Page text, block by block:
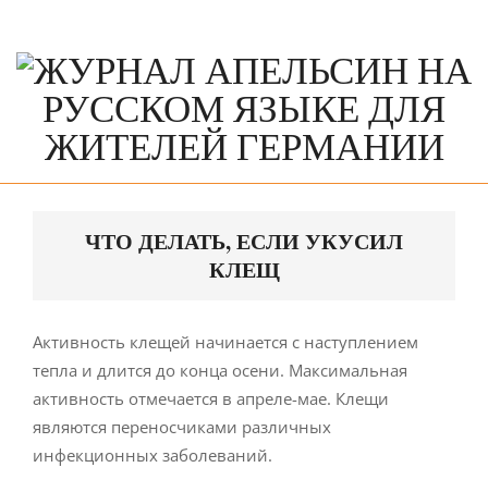
content
ЧТО ДЕЛАТЬ, ЕСЛИ УКУСИЛ
КЛЕЩ
Активность клещей начинается с наступлением
тепла и длится до конца осени. Максимальная
активность отмечается в апреле-мае. Клещи
являются переносчиками различных
инфекционных заболеваний.